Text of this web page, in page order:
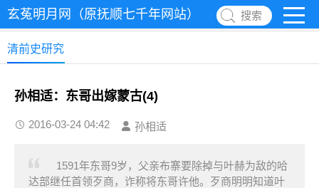
玄菟明月网（原抚顺七千年网站） 搜索
清前史研究
孙相适：东哥出嫁蒙古(4)
2016-03-24 04:42 孙相适
1591年东哥9岁，父亲布寨要除掉与叶赫为敌的哈
达部继任首领歹商，诈称将东哥许他。歹商明明知道叶